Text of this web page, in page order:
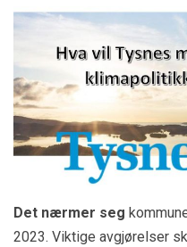
Det nærmer seg
2023. Viktige avgjørelser